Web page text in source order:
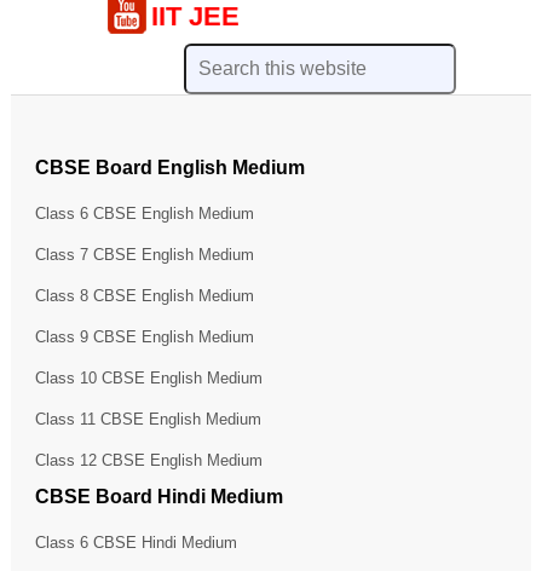
IIT JEE
CBSE Board English Medium
Class 6 CBSE English Medium
Class 7 CBSE English Medium
Class 8 CBSE English Medium
Class 9 CBSE English Medium
Class 10 CBSE English Medium
Class 11 CBSE English Medium
Class 12 CBSE English Medium
CBSE Board Hindi Medium
Class 6 CBSE Hindi Medium